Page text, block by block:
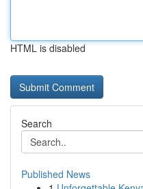
HTML is disabled
Search
Published News